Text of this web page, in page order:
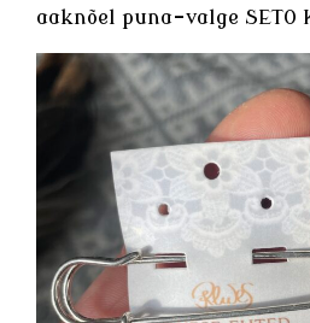
aaknõel puna-valge SETO